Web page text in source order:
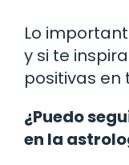
Lo
y si te
positivas en
¿Puedo
en la